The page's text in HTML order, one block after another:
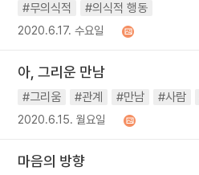
#무의식적
#의식적 행동
2020.6.17. 수요일
아, 그리운 만남
#그리움 #관계 #만남 #사람
2020.6.15. 월요일
마음의 방향